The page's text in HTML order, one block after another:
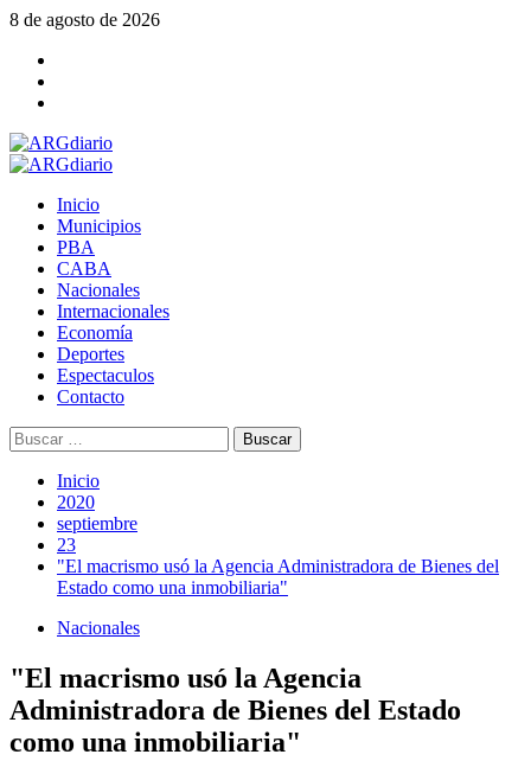
Saltar
contenido
8 de agosto de 2026
Menú
Inicio
Municipios
PBA
CABA
Nacionales
Internacionales
Economía
Deportes
Espectaculos
Contacto
Buscar:
Inicio
2020
septiembre
23
"El macrismo usó la Agencia Administradora de Bienes del
Estado como una inmobiliaria"
Nacionales
"El macrismo usó la Agencia
Administradora de Bienes del Estado
como una inmobiliaria"